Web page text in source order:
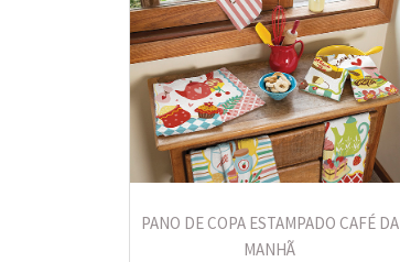
PANO DE COPA ESTAMPADO CAFÉ DA
MANHÃ